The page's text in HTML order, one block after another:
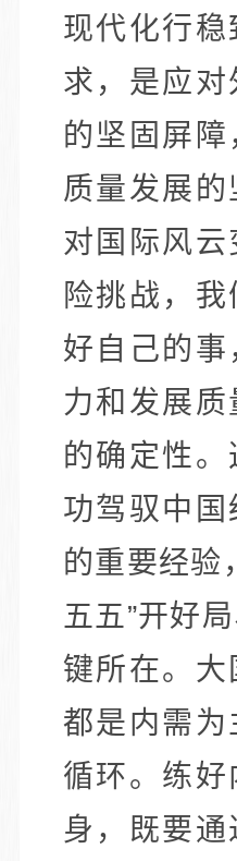
现代化行稳
求，是应对
的坚固屏
质量发展
对国际风
险挑战，
好自己的事
力和发展
的确定性
功驾驭中国
的重要经验
五五”开好
键所在。大
都是内需为
循环。练好
身，既要